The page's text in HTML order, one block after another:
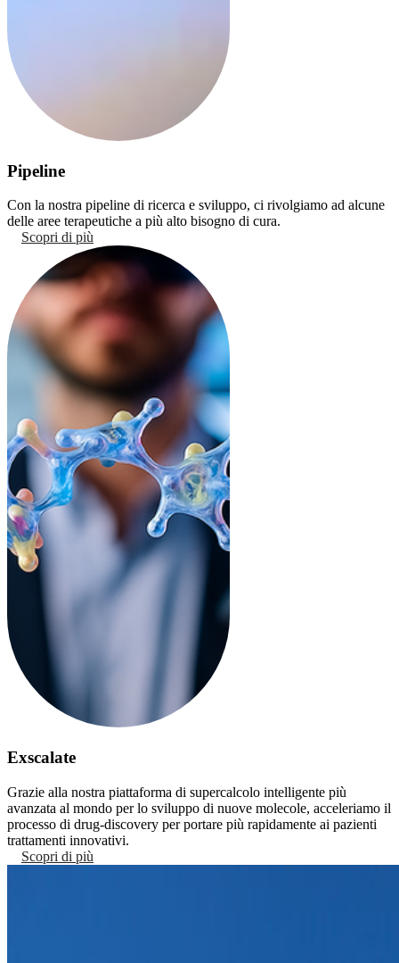
Pipeline
Con la nostra pipeline di ricerca e sviluppo, ci rivolgiamo ad alcune
delle aree terapeutiche a più alto bisogno di cura.
Scopri di più
Exscalate
​​Grazie a​lla ​nostra ​piattaforma di supercalcolo intelligente più
avanzata al mondo ​per lo sviluppo ​di nuove molecole, ​acceleriamo ​il
processo di drug-discovery per ​portare più rapidamente ai pazienti ​
trattamenti innovativi.
Scopri di più